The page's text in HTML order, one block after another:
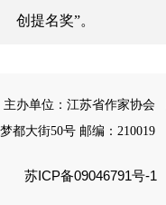
创提名奖”。
主办单位：江苏省作家协会
梦都大街50号 邮编：210019
苏ICP备09046791号-1